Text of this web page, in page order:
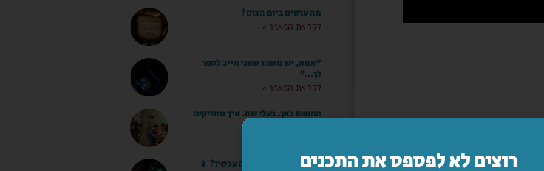
מה עושים ביום הצום?
לקריאת המאמר »
"אמא, יש משהו שאני חייב לספר
לך…"
לקריאת המאמר »
החופש כאן. בעלי שם. איך מחזיקים
הילד קיבל ווטסאפ. מה עכשיו? 📱רוצים לא לפספס את התכנים